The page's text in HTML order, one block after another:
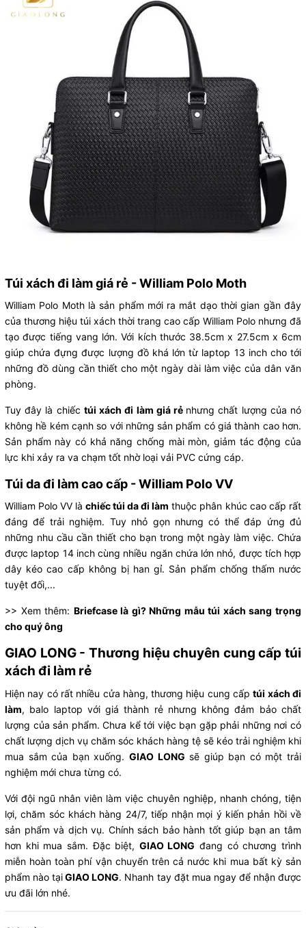
Túi xách đi làm giá rẻ - William Polo Moth
William Polo Moth là sản phẩm mới ra mắt dạo thời gian gần đây
của thương hiệu túi xách thời trang cao cấp William Polo nhưng đã
tạo được tiếng vang lớn. Với kích thước 38.5cm x 27.5cm x 6cm
giúp chứa đựng được lượng đồ khá lớn từ laptop 13 inch cho tới
những đồ dùng cần thiết cho một ngày dài làm việc của dân văn
phòng.
Tuy đây là chiếc túi xách đi làm giá rẻ nhưng chất lượng của nó
không hề kém cạnh so với những sản phẩm có giá thành cao hơn.
Sản phẩm này có khả năng chống mài mòn, giảm tác động của
lực khi xảy ra va chạm tốt nhờ loại vải PVC cứng cáp.
Túi da đi làm cao cấp - William Polo VV
William Polo VV là chiếc túi da đi làm thuộc phân khúc cao cấp rất
đáng để trải nghiệm. Tuy nhỏ gọn nhưng có thể đáp ứng đủ
những nhu cầu cần thiết cho bạn trong một ngày làm việc. Chứa
được laptop 14 inch cùng nhiều ngăn chứa lớn nhỏ, được tích hợp
dây kéo cao cấp không bị han gỉ. Sản phẩm chống thấm nước
tuyệt đối,...
>> Xem thêm: Briefcase là gì? Những mẫu túi xách sang trọng
cho quý ông
GIAO LONG - Thương hiệu chuyên cung cấp túi
xách đi làm rẻ
Hiện nay có rất nhiều cửa hàng, thương hiệu cung cấptúi xách đi
làm, balo laptop với giá thành rẻ nhưng không đảm bảo chất
lượng của sản phẩm. Chưa kể tới việc bạn gặp phải những nơi có
chất lượng dịch vụ chăm sóc khách hàng tệ sẽ kéo trải nghiệm khi
mua sắm của bạn xuống. GIAO LONG sẽ giúp bạn có một trải
nghiệm mới chưa từng có.
Với đội ngũ nhân viên làm việc chuyên nghiệp, nhanh chóng, tiện
lợi, chăm sóc khách hàng 24/7, tiếp nhận mọi ý kiến phản hồi về
sản phẩm và dịch vụ. Chính sách bảo hành tốt giúp bạn an tâm
hơn khi mua sắm. Đặc biệt, GIAO LONG đang có chương trình
miễn hoàn toàn phí vận chuyển trên cả nước khi mua bất kỳ sản
phẩm nào tạiGIAO LONG. Nhanh tay đặt mua ngay để nhận được
ưu đãi lớn nhé.